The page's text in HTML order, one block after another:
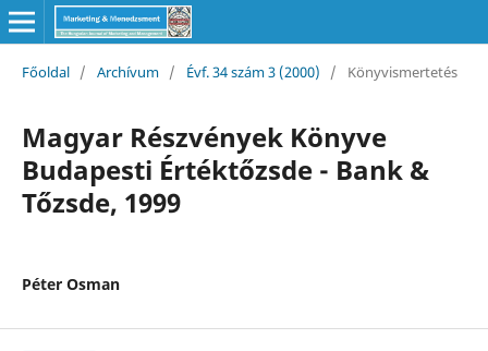
Főoldal / Archívum / Évf. 34 szám 3 (2000) / Könyvismertetés
Magyar Részvények Könyve
Budapesti Értéktőzsde - Bank &
Tőzsde, 1999
Péter Osman